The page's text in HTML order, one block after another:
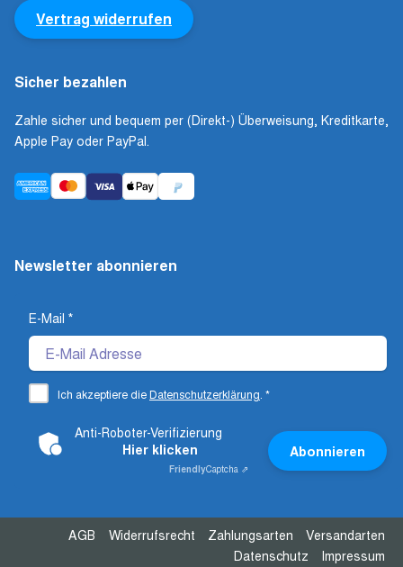
Vertrag widerrufen
Sicher bezahlen
Zahle sicher und bequem per (Direkt-) Überweisung, Kreditkarte,
Apple Pay oder PayPal.
Newsletter abonnieren
E-Mail *
Ich akzeptiere dieDatenschutzerklärung *
Anti-Roboter-Verifizierung
Hier klicken
FriendlyCaptcha ⇗
Abonnieren
AGB Widerrufsrecht Zahlungsarten
Versandarten
Datenschutz
Impressum